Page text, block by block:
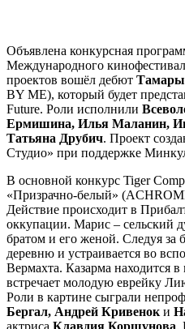
Объявлена конкурсная
Международного
проектов вошёл дебют Тамары
BY ME), который будет
Future. Роли исполнили
Ермишина, Илья Маланин,
Татьяна Друбич. Проект
Студио» при поддержке
В основной конкурс Tiger
«Призрачно-белый»
Действие происходит в
оккупации. Марис – сельский
братом и его женой. Следуя за
деревню и устраивается во
Вермахта. Казарма находится
встречает молодую еврейку
Роли в картине сыграли
Бергал, Андрей Кривенок и
актриса Клавдия Коршунова.